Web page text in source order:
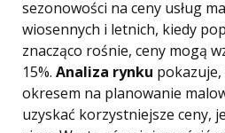
sezonowości na ceny usług
wiosennych i letnich, kiedy
znacząco rośnie, ceny mogą
15%. Analiza rynku pokazuje,
okresem na planowanie
uzyskać korzystniejsze ceny,